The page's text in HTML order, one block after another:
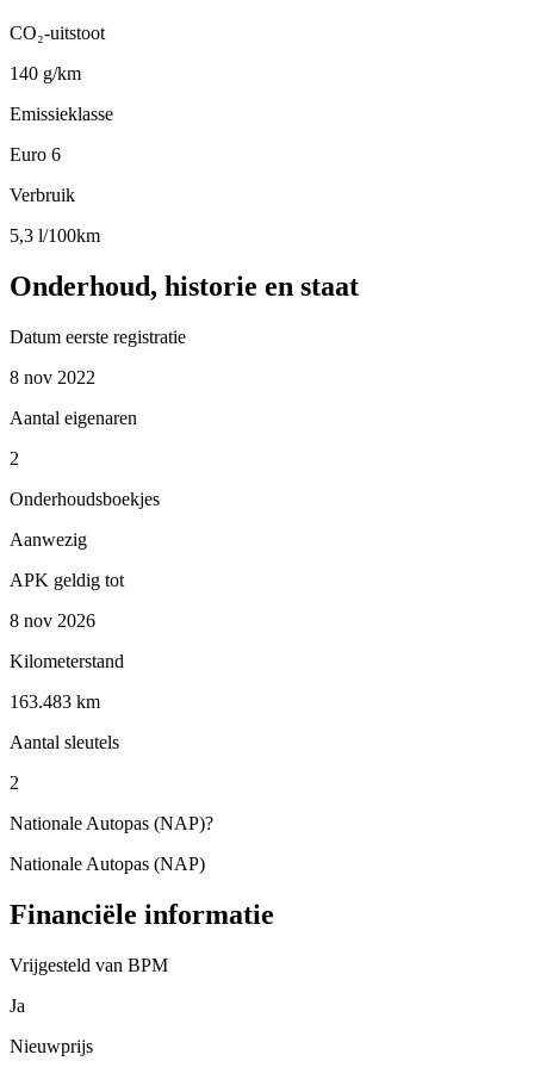
CO₂-uitstoot
140 g/km
Emissieklasse
Euro 6
Verbruik
5,3 l/100km
Onderhoud, historie en staat
Datum eerste registratie
8 nov 2022
Aantal eigenaren
2
Onderhoudsboekjes
Aanwezig
APK geldig tot
8 nov 2026
Kilometerstand
163.483 km
Aantal sleutels
2
Nationale Autopas (NAP)?
Nationale Autopas (NAP)
Financiële informatie
Vrijgesteld van BPM
Ja
Nieuwprijs